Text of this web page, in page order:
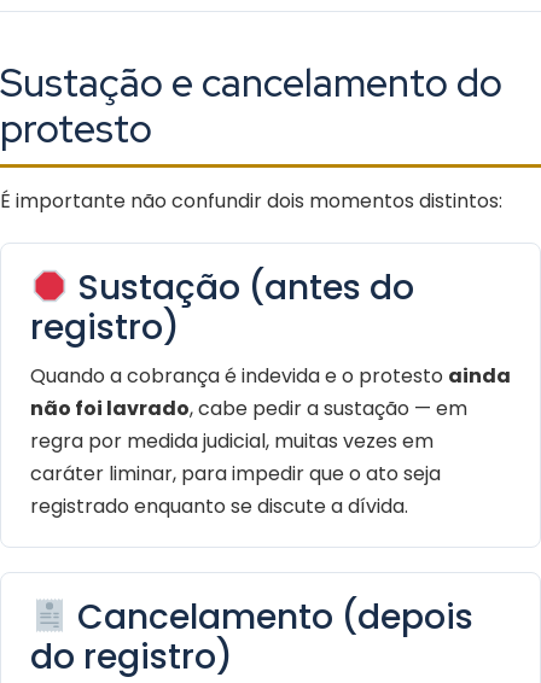
Sustação e cancelamento do
protesto
É importante não confundir dois momentos distintos:
Sustação (antes do
registro)
Quando a cobrança é indevida e o protesto ainda
não foi lavrado, cabe pedir a sustação — em
regra por medida judicial, muitas vezes em
caráter liminar, para impedir que o ato seja
registrado enquanto se discute a dívida.
Cancelamento (depois
do registro)